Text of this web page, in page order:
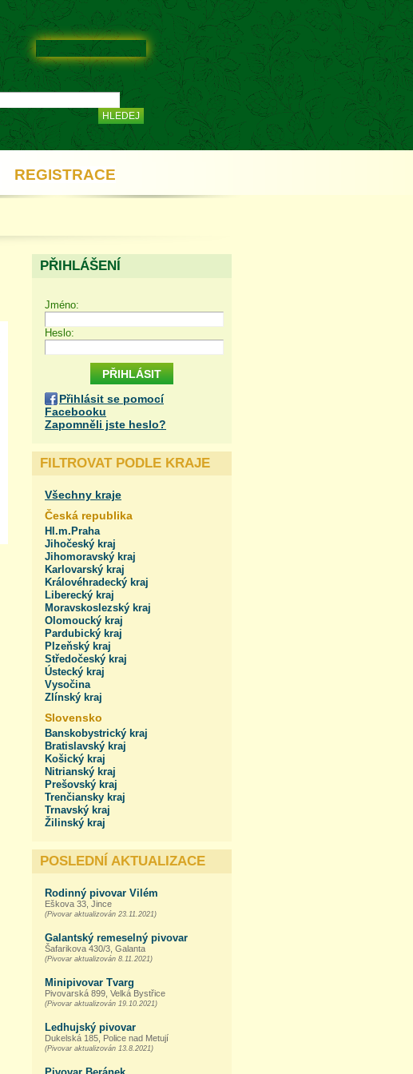
REGISTRACE
PŘIHLÁŠENÍ
Jméno:
Heslo:
Přihlásit se pomocí
Facebooku
Zapomněli jste heslo?
FILTROVAT PODLE KRAJE
Všechny kraje
Česká republika
Hl.m.Praha
Jihočeský kraj
Jihomoravský kraj
Karlovarský kraj
Královéhradecký kraj
Liberecký kraj
Moravskoslezský kraj
Olomoucký kraj
Pardubický kraj
Plzeňský kraj
Středočeský kraj
Ústecký kraj
Vysočina
Zlínský kraj
Slovensko
Banskobystrický kraj
Bratislavský kraj
Košický kraj
Nitrianský kraj
Prešovský kraj
Trenčiansky kraj
Trnavský kraj
Žilinský kraj
POSLEDNÍ AKTUALIZACE
Rodinný pivovar Vilém
Eškova 33, Jince
(Pivovar aktualizován 23.11.2021)
Galantský remeselný pivovar
Šafarikova 430/3, Galanta
(Pivovar aktualizován 8.11.2021)
Minipivovar Tvarg
Pivovarská 899, Velká Bystřice
(Pivovar aktualizován 19.10.2021)
Ledhujský pivovar
Dukelská 185, Police nad Metují
(Pivovar aktualizován 13.8.2021)